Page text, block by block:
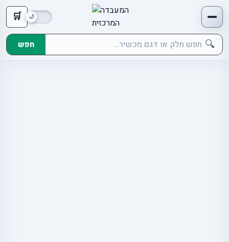
🛒
🔍 חפש